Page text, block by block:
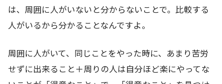
は、周囲に人がいないと分からないことで。比較する
人がいるから分かることなんですよ。
周囲に人がいて、同じことをやった時に、あまり苦労
せずに出来ること＋周りの人は自分ほど楽にやってな